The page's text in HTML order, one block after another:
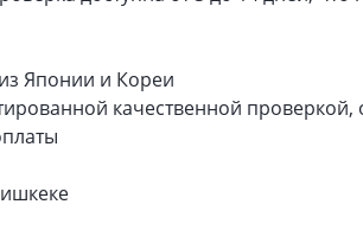
Японии и Кореи
качественной проверкой,